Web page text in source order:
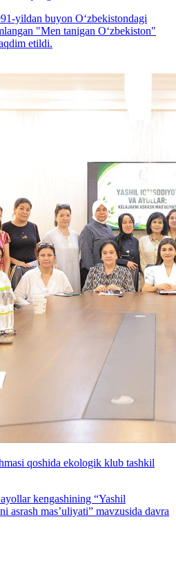
yildan buyon O‘zbekistondagi
"Men tanigan O‘zbekiston"
etildi.
qoshida ekologik klub tashkil
kengashining “Yashil
asrash mas’uliyati” mavzusida davra